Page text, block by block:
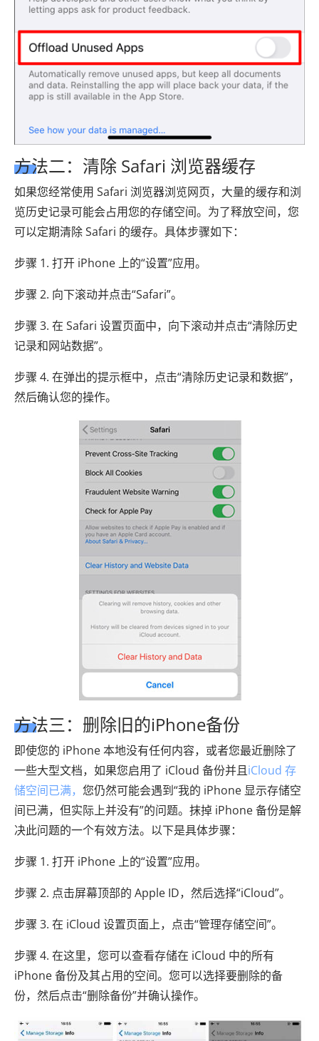
方法二：清除 Safari 浏览器缓存
如果您经常使用 Safari 浏览器浏览网页，大量的缓存和浏
览历史记录可能会占用您的存储空间。为了释放空间，您
可以定期清除 Safari 的缓存。具体步骤如下：
步骤 1. 打开 iPhone 上的“设置”应用。
步骤 2. 向下滚动并点击“Safari”。
步骤 3. 在 Safari 设置页面中，向下滚动并点击“清除历史
记录和网站数据”。
步骤 4. 在弹出的提示框中，点击“清除历史记录和数据”，
然后确认您的操作。
方法三：删除旧的iPhone备份
即使您的 iPhone 本地没有任何内容，或者您​​最近删除了
一些大型文档，如果您启用了 iCloud 备份并且iCloud 存
储空间已满， 您仍然可能会遇到“我的 iPhone 显示存储空
间已满，但实际上并没有”的问题。抹掉 iPhone 备份是解
决此问题的一个有效方法。以下是具体步骤：
步骤 1. 打开 iPhone 上的“设置”应用。
步骤 2. 点击屏幕顶部的 Apple ID，然后选择“iCloud”。
步骤 3. 在 iCloud 设置页面上，点击“管理存储空间”。
步骤 4. 在这里，您可以查看存储在 iCloud 中的所有
iPhone 备份及其占用的空间。您可以选择要删除的备
份，然后点击“删除备份”并确认操作。